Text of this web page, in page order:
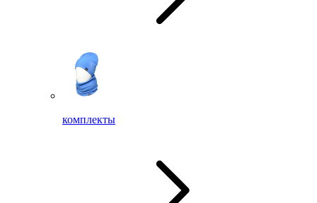
комплекты